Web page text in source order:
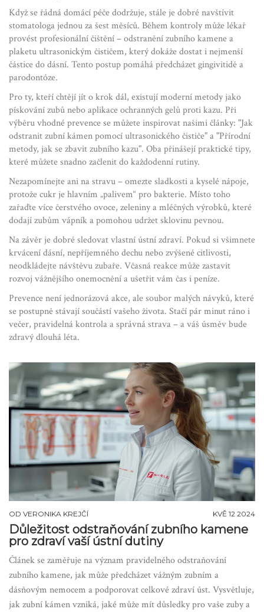
Když se řádná domácí péče dodržuje, stále je dobré navštívit
stomatologa jednou za šest měsíců. Během kontroly může lékař
provést profesionální čištění – odstranění zubního kamene a
plaketu ultrasonickým čističem, který dokáže dostat i nejmenší
částice do dásní. Tento postup pomáhá předcházet gingivitidě a
parodontóze.
Pro ty, kteří chtějí jít o krok dál, existují moderní metody jako
pískování zubů nebo aplikace ochranných gelů proti kazu. Při
výběru vhodné prevence se můžete inspirovat našimi články: "Jak
odstranit zubní kámen pomocí ultrasonického čističe" a "Přírodní
metody, jak se zbavit zubního kazu". Oba přinášejí praktické tipy,
které můžete snadno začlenit do každodenní rutiny.
Nezapomínejte ani na stravu – omezte sladkosti a kyselé nápoje,
protože cukr je hlavním „palivem“ pro bakterie. Místo toho
zařaďte více čerstvého ovoce, zeleniny a mléčných výrobků, které
dodají zubům vápník a pomohou udržet sklovinu pevnou.
Na závěr je dobré sledovat vlastní ústní zdraví. Pokud si všimnete
krvácení dásní, nepříjemného dechu nebo zvýšené citlivosti,
neodkládejte návštěvu zubaře. Včasná reakce může zastavit
rozvoj vážnějšího onemocnění a ušetřit vám čas i peníze.
Prevence není jednorázová akce, ale soubor malých návyků, které
se postupně stávají součástí vašeho života. Stačí pár minut ráno i
večer, pravidelná kontrola a správná strava – a váš úsměv bude
zdravý dlouhá léta.
OD VERONIKA KREJČÍ KVĚ 12 2024
Důležitost odstraňování zubního kamene
pro zdraví vaší ústní dutiny
Článek se zaměřuje na význam pravidelného odstraňování
zubního kamene, jak může předcházet vážným zubním a
dásňovým nemocem a podporovat celkové zdraví úst. Vysvětluje,
jak zubní kámen vzniká, jaké může mít důsledky pro vaše zuby a